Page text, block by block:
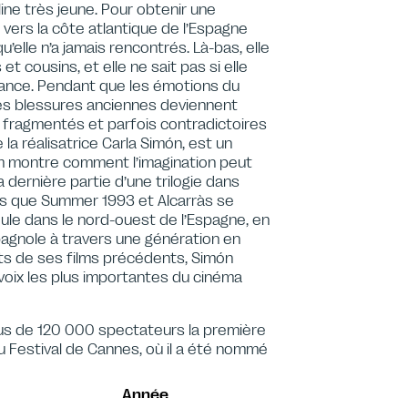
très jeune. Pour obtenir une
la côte atlantique de l’Espagne
n’a jamais rencontrés. Là-bas, elle
cousins, et elle ne sait pas si elle
Pendant que les émotions du
blessures anciennes deviennent
fragmentés et parfois contradictoires
réalisatrice Carla Simón, est un
comment l’imagination peut
partie d’une trilogie dans
que Summer 1993 et Alcarràs se
dans le nord-ouest de l’Espagne, en
à travers une génération en
de ses films précédents, Simón
les plus importantes du cinéma
de 120 000 spectateurs la première
de Cannes, où il a été nommé